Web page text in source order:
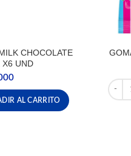
CHOCOLATE
X6 UND
CHOCOLATE PAQUETE X6
AL CARRITO